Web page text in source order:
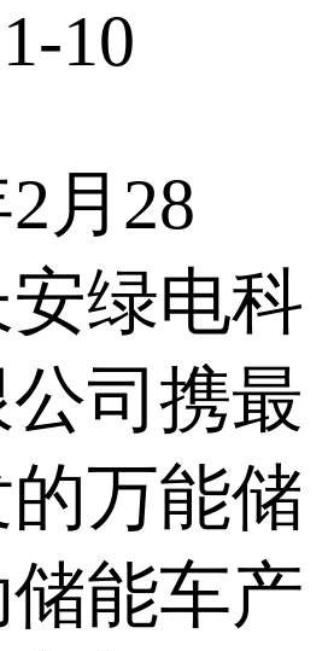
10
月28
安绿电科
司携最
万能储
能车产